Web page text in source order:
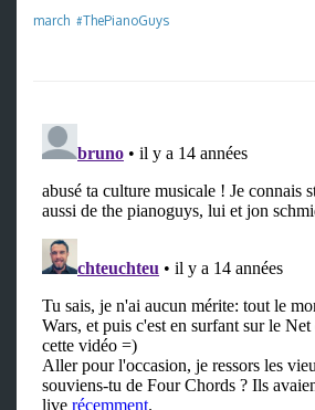
march #ThePianoGuys